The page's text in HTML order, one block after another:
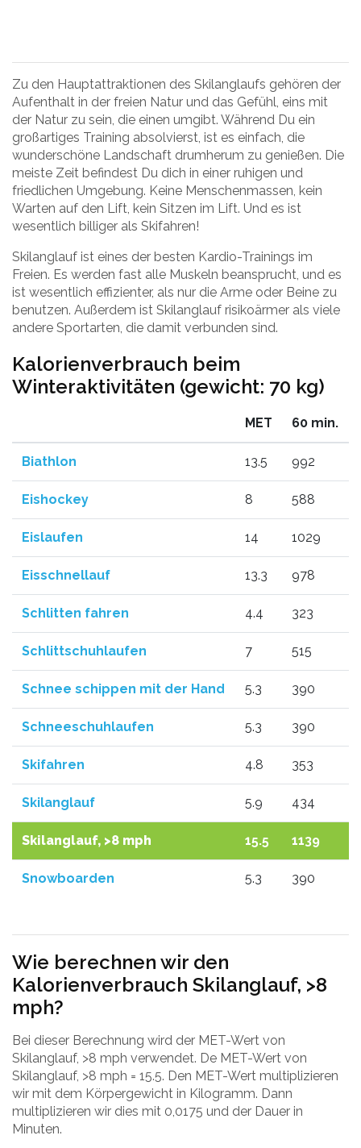
Zu den Hauptattraktionen des Skilanglaufs gehören der
Aufenthalt in der freien Natur und das Gefühl, eins mit
der Natur zu sein, die einen umgibt. Während Du ein
großartiges Training absolvierst, ist es einfach, die
wunderschöne Landschaft drumherum zu genießen. Die
meiste Zeit befindest Du dich in einer ruhigen und
friedlichen Umgebung. Keine Menschenmassen, kein
Warten auf den Lift, kein Sitzen im Lift. Und es ist
wesentlich billiger als Skifahren!
Skilanglauf ist eines der besten Kardio-Trainings im
Freien. Es werden fast alle Muskeln beansprucht, und es
ist wesentlich effizienter, als nur die Arme oder Beine zu
benutzen. Außerdem ist Skilanglauf risikoärmer als viele
andere Sportarten, die damit verbunden sind.
Kalorienverbrauch beim
Winteraktivitäten (gewicht: 70 kg)
MET 60 min.
Biathlon 13.5 992
Eishockey 8 588
Eislaufen 14 1029
Eisschnellauf 13.3 978
Schlitten fahren 4.4 323
Schlittschuhlaufen 7 515
Schnee schippen mit der Hand 5.3 390
Schneeschuhlaufen 5.3 390
Skifahren 4.8 353
Skilanglauf 5.9 434
Skilanglauf, >8 mph 15.5 1139
Snowboarden 5.3 390
Wie berechnen wir den
Kalorienverbrauch Skilanglauf, >8
mph?
Bei dieser Berechnung wird der MET-Wert von
Skilanglauf, >8 mph verwendet. De MET-Wert von
Skilanglauf, >8 mph = 15.5. Den MET-Wert multiplizieren
wir mit dem Körpergewicht in Kilogramm. Dann
multiplizieren wir dies mit 0,0175 und der Dauer in
Minuten.